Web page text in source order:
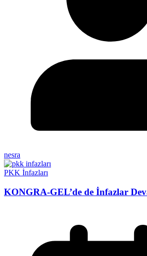
nesra
PKK İnfazları
KONGRA-GEL’de de İnfazlar